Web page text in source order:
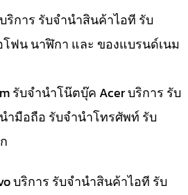
ริการ รับจำนำสินค้าไอที รับ
ฟน นาฬิกา และ ของแบรนด์เนม
รับจำนำโน๊ตบุ๊ค Acer บริการ รับ
ำมือถือ รับจำนำโทรศัพท์ รับ
บริการ รับจำนำสินค้าไอที รับ